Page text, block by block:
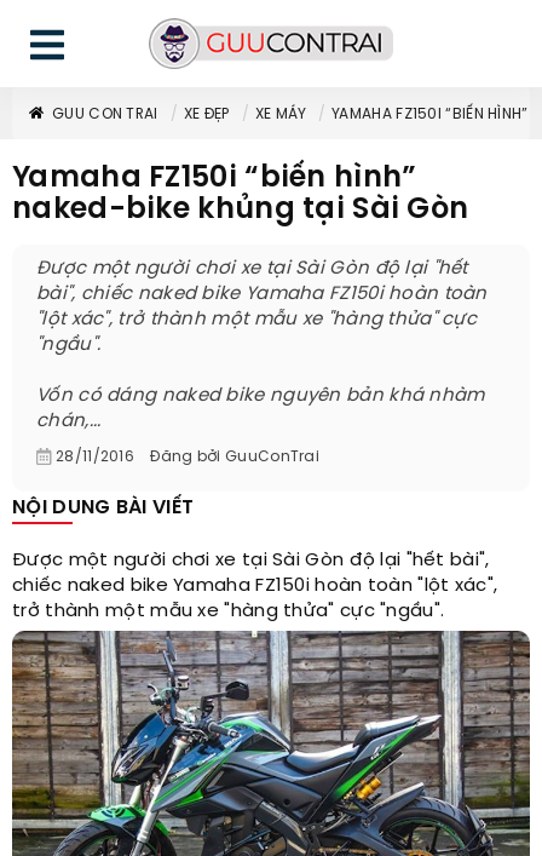
GUU CON TRAI XE ĐẸP XE MÁY YAMAHA FZ150I “BIẾN HÌNH”
Yamaha FZ150i “biến hình”
naked-bike khủng tại Sài Gòn
Được một người chơi xe tại Sài Gòn độ lại "hết
bài", chiếc naked bike Yamaha FZ150i hoàn toàn
"lột xác", trở thành một mẫu xe "hàng thửa" cực
"ngầu".
Vốn có dáng naked bike nguyên bản khá nhàm
chán,...
28/11/2016 Đăng bởi GuuConTrai
NỘI DUNG BÀI VIẾT
Được một người chơi xe tại Sài Gòn độ lại "hết bài",
chiếc naked bike Yamaha FZ150i hoàn toàn "lột xác",
trở thành một mẫu xe "hàng thửa" cực "ngầu".